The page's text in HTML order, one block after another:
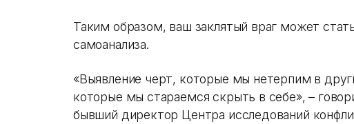
Таким образом, ваш заклятый враг может
самоанализа.
«Выявление черт, которые мы нетерпим в
которые мы стараемся скрыть в себе», –
бывший директор Центра исследований